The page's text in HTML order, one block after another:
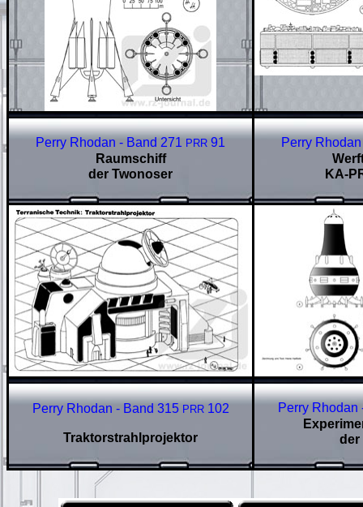
Perry Rhodan - Band 271 PRR 91
Raumschiff
der Twonoser
Perry
KA-
Perry Rhodan - Band 315 PRR102
Traktorstrahlprojektor
Perry
der